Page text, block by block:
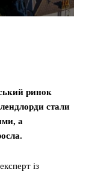
ринок
стали
а
із